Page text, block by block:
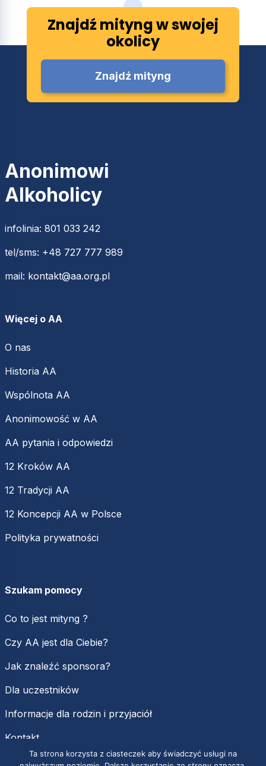
Znajdź mityng w swojej
okolicy
Znajdź mityng
Anonimowi
Alkoholicy
infolinia: 801 033 242
tel/sms: +48 727 777 989
mail: kontakt@aa.org.pl
Więcej o AA
O nas
Historia AA
Wspólnota AA
Anonimowość w AA
AA pytania i odpowiedzi
12 Kroków AA
12 Tradycji AA
12 Koncepcji AA w Polsce
Polityka prywatności
Szukam pomocy
Co to jest mityng ?
Czy AA jest dla Ciebie?
Jak znaleźć sponsora?
Dla uczestników
Informacje dla rodzin i przyjaciół
Kontakt
Ta strona korzysta z ciasteczek aby świadczyć usługi na